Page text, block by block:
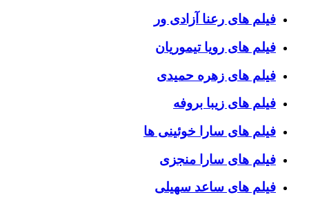
فیلم های رعنا آزادی ور
فیلم های رویا تیموریان
فیلم های زهره حمیدی
فیلم های زیبا بروفه
فیلم های سارا خوئینی ها
فیلم های سارا منجزی
فیلم های ساعد سهیلی